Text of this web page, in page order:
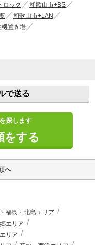
ロック
和歌山市+BS
和歌山市+LAN
置き場
で送る
探します
をする
へ
福島・北島エリア
エリア
リア